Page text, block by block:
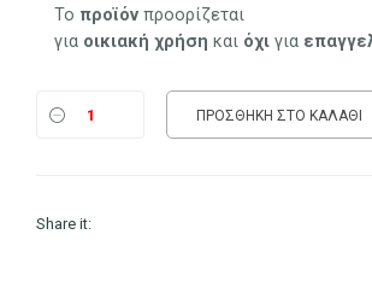
Το προϊόν προορίζεται
για οικιακή χρήση και όχι για
ΠΡΟΣΘΉΚΗ ΣΤΟ ΚΑΛΆΘΙ
Share it: